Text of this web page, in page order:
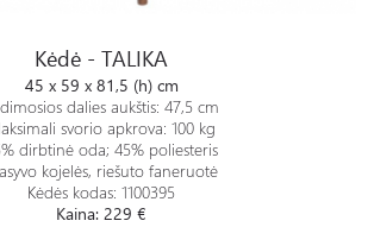
Kėdė - TALIKA
45 x 59 x 81,5 (h) cm
dalies aukštis: 47,5 cm
svorio apkrova: 100 kg
dirbtinė oda; 45% poliesteris
kojelės, riešuto faneruotė
Kėdės kodas: 1100395
Kaina: 229 €